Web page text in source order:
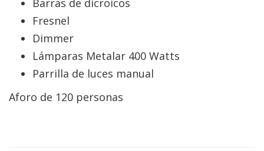
Barras de dicroicos
Fresnel
Dimmer
Lámparas Metalar 400 Watts
Parrilla de luces manual
Aforo de 120 personas